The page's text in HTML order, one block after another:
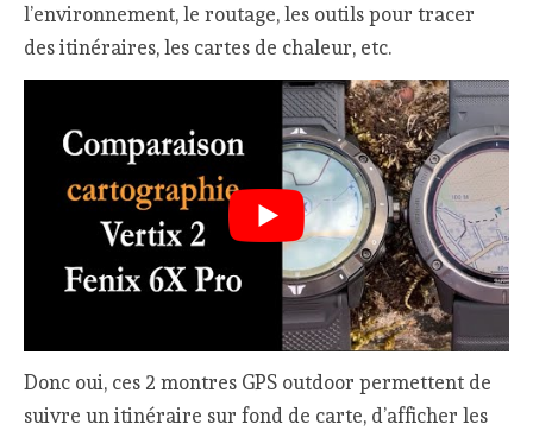
l’environnement, le routage, les outils pour tracer
des itinéraires, les cartes de chaleur, etc.
Donc oui, ces 2 montres GPS outdoor permettent de
suivre un itinéraire sur fond de carte, d’afficher les